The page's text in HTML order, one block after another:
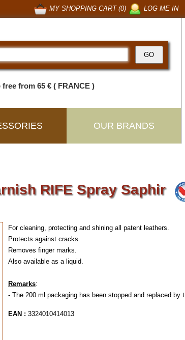
LOG ME IN
MY SHOPPING CART (0)
from 65 € ( FRANCE )
OUR BRANDS
RIFE Spray Saphir
For cleaning, protecting and shining all patent leathers.
Protects against cracks.
Removes finger marks.
Also available as a liquid.
Remarks:
- The 200 ml packaging has been stopped and replaced by
EAN : 3324010414013